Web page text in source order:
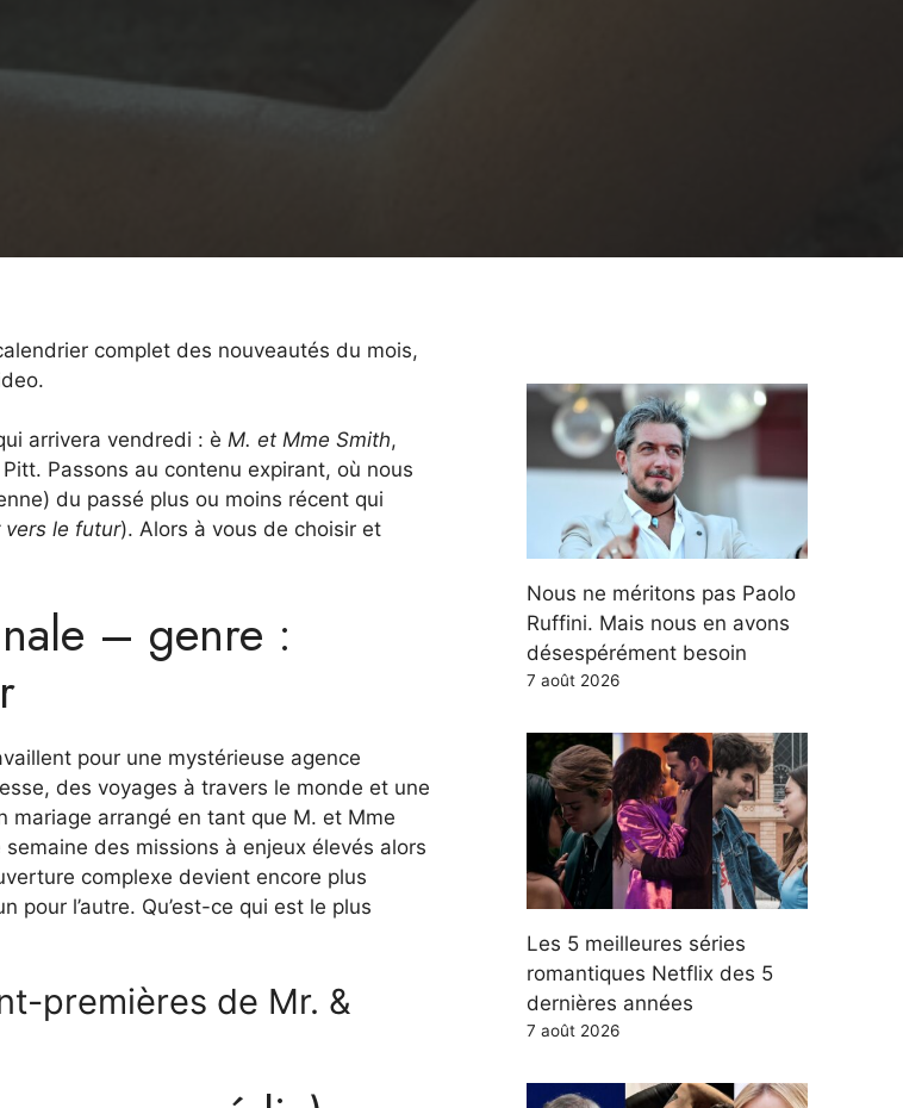
complet des nouveautés du mois,
arrivera vendredi : è M. et Mme Smith,
Passons au contenu expirant, où nous
du passé plus ou moins récent qui
vers le futur). Alors à vous de choisir et
– genre :
pour une mystérieuse agence
des voyages à travers le monde et une
mariage arrangé en tant que M. et Mme
des missions à enjeux élevés alors
complexe devient encore plus
pour l’autre. Qu’est-ce qui est le plus
premières de Mr. &
Nous ne méritons pas Paolo
Ruffini. Mais nous en avons
désespérément besoin
7 août 2026
Les 5 meilleures séries
romantiques Netflix des 5
dernières années
7 août 2026